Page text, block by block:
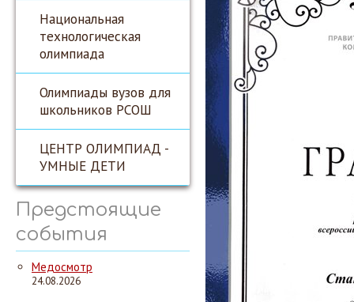
Национальная
технологическая
олимпиада
Олимпиады вузов для
школьников РСОШ
ЦЕНТР ОЛИМПИАД -
УМНЫЕ ДЕТИ
Предстоящие
события
Медосмотр
24.08.2026